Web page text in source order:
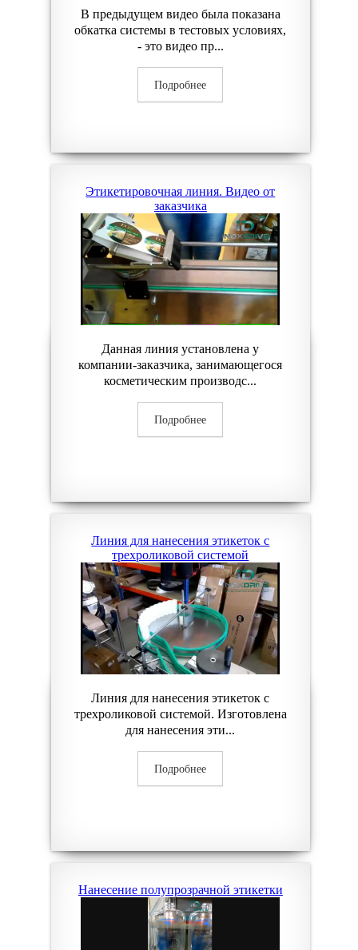
В предыдущем видео была показана
обкатка системы в тестовых условиях,
- это видео пр...
Подробнее
Этикетировочная линия. Видео от
заказчика
Данная линия установлена у
компании-заказчика, занимающегося
косметическим производс...
Подробнее
Линия для нанесения этикеток с
трехроликовой системой
Линия для нанесения этикеток с
трехроликовой системой. Изготовлена
для нанесения эти...
Подробнее
Нанесение полупрозрачной этикетки